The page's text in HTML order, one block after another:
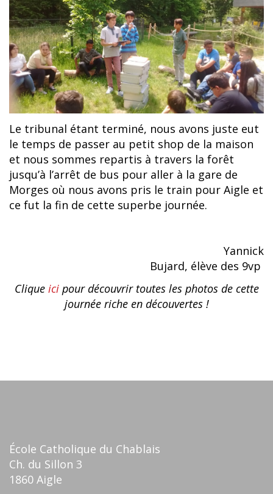
Le tribunal étant terminé, nous avons juste eut
le temps de passer au petit shop de la maison
et nous sommes repartis à travers la forêt
jusqu’à l’arrêt de bus pour aller à la gare de
Morges où nous avons pris le train pour Aigle et
ce fut la fin de cette superbe journée.
Yannick
Bujard, élève des 9vp
Clique ici pour découvrir toutes les photos de cette
journée riche en découvertes !
École Catholique du Chablais
Ch. du Sillon 3
1860 Aigle